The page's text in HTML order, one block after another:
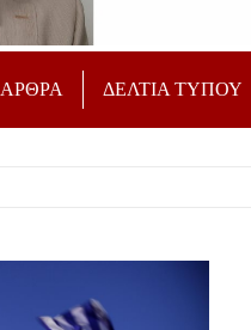
ΑΡΘΡΑ ΔΕΛΤΙΑ ΤΥΠΟΥ